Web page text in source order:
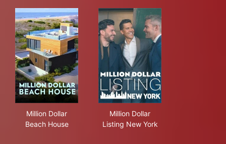
Million Dollar
Beach House
Million Dollar
Listing New York